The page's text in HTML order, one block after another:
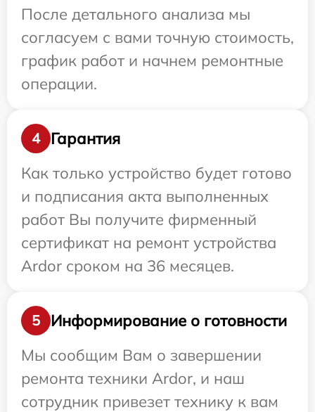
После детального анализа мы
согласуем с вами точную стоимость,
график работ и начнем ремонтные
операции.
4
Гарантия
Как только устройство будет готово
и подписания акта выполненных
работ Вы получите фирменный
сертификат на ремонт устройства
Ardor сроком на 36 месяцев.
5
Информирование о готовности
Мы сообщим Вам о завершении
ремонта техники Ardor, и наш
сотрудник привезет технику к вам